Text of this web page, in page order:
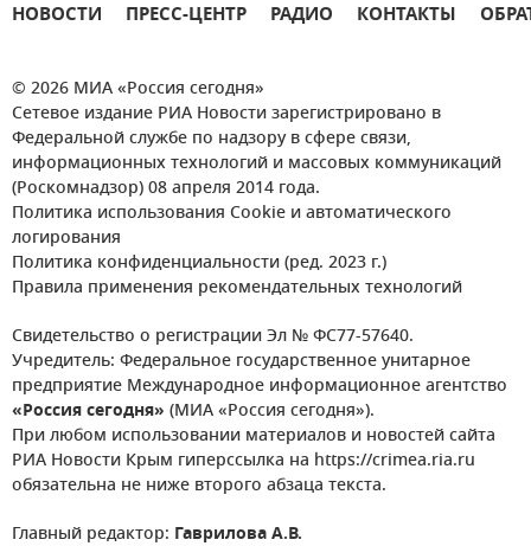
НОВОСТИ ПРЕСС-ЦЕНТР РАДИО КОНТАКТЫ
© 2026 МИА «Россия сегодня»
Сетевое издание РИА Новости зарегистрировано в
Федеральной службе по надзору в сфере связи,
информационных технологий и массовых коммуникаций
(Роскомнадзор) 08 апреля 2014 года.
Политика использования Cookie и автоматического
логирования
Политика конфиденциальности (ред. 2023 г.)
Правила применения рекомендательных технологий
Свидетельство о регистрации Эл № ФС77-57640.
Учредитель: Федеральное государственное унитарное
предприятие Международное информационное агентство
«Россия сегодня» (МИА «Россия сегодня»).
При любом использовании материалов и новостей сайта
РИА Новости Крым гиперссылка на https://crimea.ria.ru
обязательна не ниже второго абзаца текста.
Главный редактор: Гаврилова А.В.